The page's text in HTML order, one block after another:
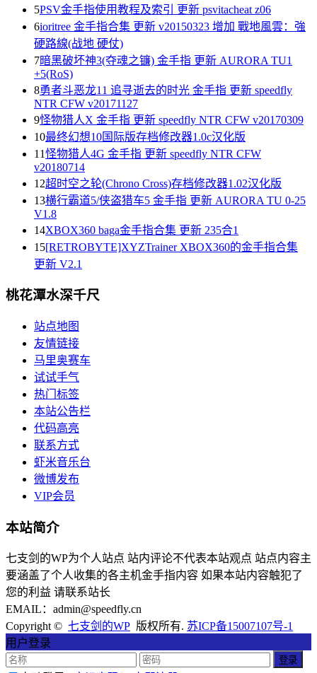
5PSV金手指使用教程及索引 更新 psvitacheat z06
6ioritree 金手指合集 更新 v20150323 增加 戰地風雲：強
硬路線(战地 硬仗)
7暗黑破坏神3(夺魂之镰) 金手指 更新 AURORA TU1
+5(RoS)
8勇者斗恶龙11 追寻逝去的时光 金手指 更新 speedfly
NTR CFW v20171127
9怪物猎人X 金手指 更新 speedfly NTR CFW v20170309
10最终幻想10国际版存档修改器1.0c汉化版
11怪物猎人4G 金手指 更新 speedfly NTR CFW
v20180714
12超时空之轮(Chrono Cross)存档修改器1.02汉化版
13横行霸道5/侠盗猎车5 金手指 更新 AURORA TU 0-25
V1.8
14XBOX360 baga金手指合集 更新 235合1
15[RETROBYTE]XYZTrainer XBOX360的金手指合集
更新 V2.1
桃花潭水深千尺
站点地图
友情链接
马里奥赛车
试试手气
热门标签
本站公告栏
代码高亮
联系方式
虾米音乐台
微博发布
VIP会员
本站简介
七支剑的WP为个人站点 站内评论不代表本站观点 站点内容主
要涵盖了个人收集的各主机金手指内容 如果本站内容触犯了
您的利益 请联系站长
EMAIL：admin@speedfly.cn
Copyright © 七支剑的WP 版权所有. 苏ICP备15007107号-1
用户登录